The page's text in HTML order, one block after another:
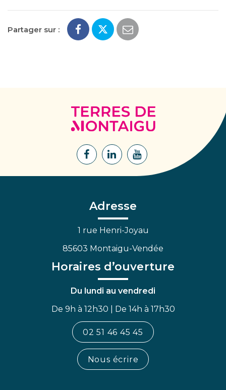
Partager sur :
Terres
de
Lien
Facebook
Lien
Linkedin
Lien
Adresse
1 rue Henri-Joyau
85603 Montaigu-Vendée
Horaires d’ouverture
Du lundi au vendredi
De 9h à 12h30 | De 14h à 17h30
02 51 46 45 45
Nous écrire